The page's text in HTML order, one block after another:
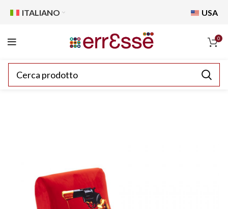
ITALIANO USA
0